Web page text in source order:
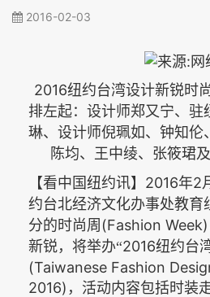
2016-02-03
2016纽约台湾设计新锐时
排左起：设计师郑又宁、驻
琳、设计师倪珮如、钟知伦
陈均、王中绫、张筱珺
【看中国纽约讯】 2016年2
约台北经济文化办事处教育
分的时尚周 (Fashion Week)
新锐，将举办“2016纽约台
(Taiwanese Fashion
2016) ，活动内容包括时装